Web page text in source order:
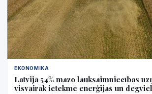
EKONOMIKA
Latvijā 54% mazo lauksaimniecības
visvairāk ietekmē enerģijas un